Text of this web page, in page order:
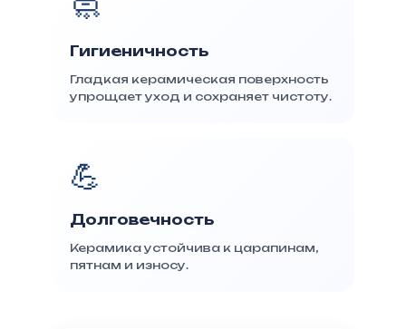
Гигиеничность
Гладкая керамическая поверхность
упрощает уход и сохраняет чистоту.
💪
Долговечность
Керамика устойчива к царапинам,
пятнам и износу.